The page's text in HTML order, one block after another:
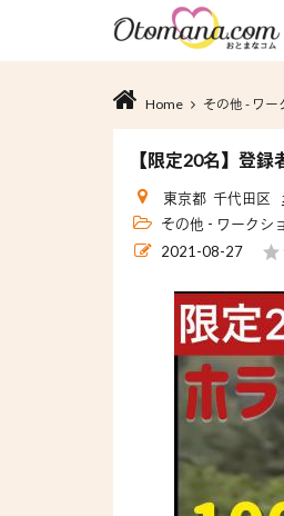
Home その他 - ワ
【限定20名】登
東京都 千代田区
その他 - ワークシ
2021-08-27